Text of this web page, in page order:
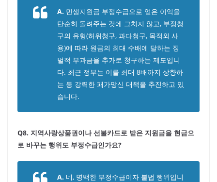
A. 민생지원금 부정수급으로 얻은 이익을
단순히 돌려주는 것에 그치지 않고, 부정청
구의 유형(허위청구, 과다청구, 목적외 사
용)에 따라 원금의 최대 수배에 달하는 징
벌적 부과금을 추가로 청구하는 제도입니
다. 최근 정부는 이를 최대 8배까지 상향하
는 등 강력한 패가망신 대책을 추진하고 있
습니다.
Q8. 지역사랑상품권이나 선불카드로 받은 지원금을 현금으
로 바꾸는 행위도 부정수급인가요?
A. 네, 명백한 부정수급이자 불법 행위입니